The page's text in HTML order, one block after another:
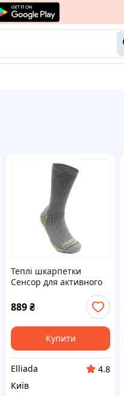
Теплі шкарпетки
Сенсор для активного
руху вовна, 8819E91C5
889₴
Купити
Elliada
4.8
Київ